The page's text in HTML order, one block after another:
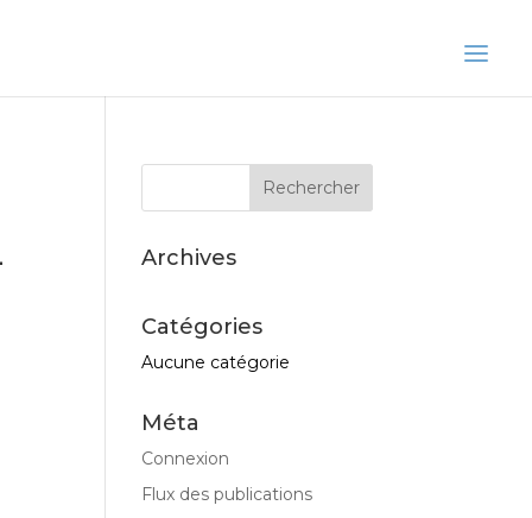
Archives
Catégories
Aucune catégorie
Méta
Connexion
Flux des publications